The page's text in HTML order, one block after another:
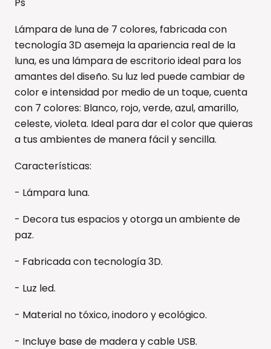
Lámpara de luna de 7 colores, fabricada con
tecnología 3D asemeja la apariencia real de la
luna, es una lámpara de escritorio ideal para los
amantes del diseño. Su luz led puede cambiar de
color e intensidad por medio de un toque, cuenta
con 7 colores: Blanco, rojo, verde, azul, amarillo,
celeste, violeta. Ideal para dar el color que quieras
a tus ambientes de manera fácil y sencilla.
Características:
- Lámpara luna.
- Decora tus espacios y otorga un ambiente de
paz.
- Fabricada con tecnología 3D.
- Luz led.
- Material no tóxico, inodoro y ecológico.
- Incluye base de madera y cable USB.